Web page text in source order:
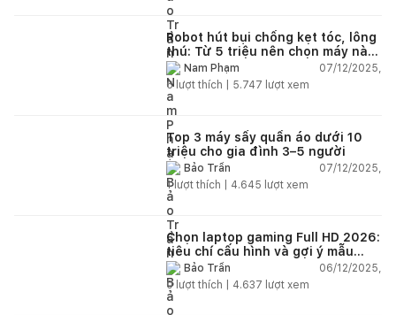
Robot hút bụi chống kẹt tóc, lông
thú: Từ 5 triệu nên chọn máy nào
năm 2025–2026?
Nam Phạm
07/12/2025,
6lượt thích | 5.747 lượt xem
Top 3 máy sấy quần áo dưới 10
triệu cho gia đình 3–5 người
Bảo Trần
07/12/2025,
1lượt thích | 4.645 lượt xem
Chọn laptop gaming Full HD 2026:
tiêu chí cấu hình và gợi ý mẫu
đáng mua
Bảo Trần
06/12/2025,
0lượt thích | 4.637 lượt xem